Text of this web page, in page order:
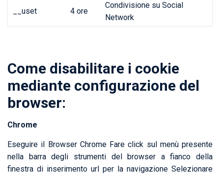
__uset 4 ore
Condivisione su Social
Network
Come disabilitare i cookie
mediante configurazione del
browser:
Chrome
Eseguire il Browser Chrome Fare click sul menù presente
nella barra degli strumenti del browser a fianco della
finestra di inserimento url per la navigazione Selezionare